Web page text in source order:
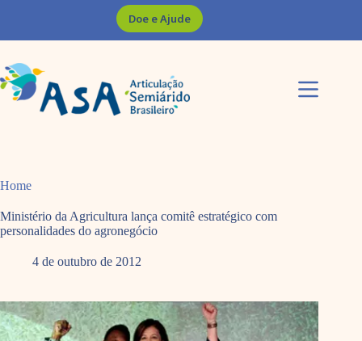
Doe e Ajude
Home
Ministério da Agricultura lança comitê estratégico com
personalidades do agronegócio
4 de outubro de 2012